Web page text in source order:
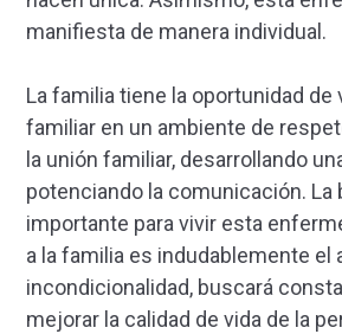
manifiesta de manera individual.
La familia tiene la oportunidad de
familiar en un ambiente de
la unión familiar, desarrollando
potenciando la comunicación. La
importante para vivir esta
a la familia es indudablemente el
incondiciona­lidad, buscará
mejorar la calidad de vida de la